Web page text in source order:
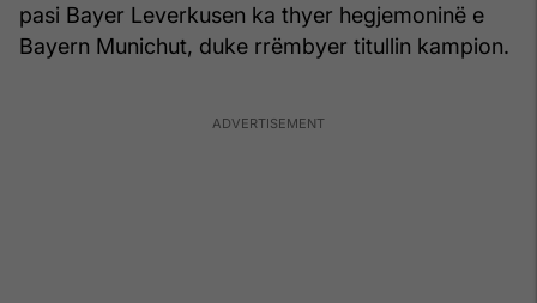
pasi Bayer Leverkusen ka thyer hegjemoninë e
Bayern Munichut, duke rrëmbyer titullin kampion.